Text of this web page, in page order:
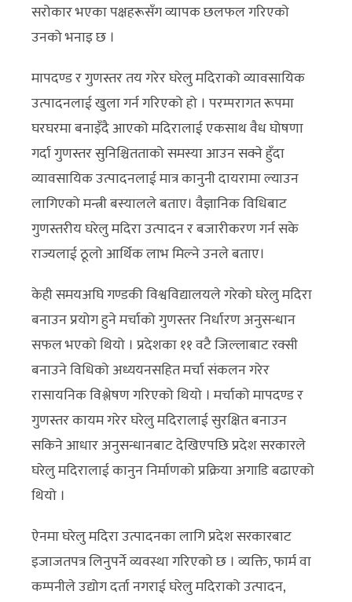
सरोकार भएका पक्षहरूसँग व्यापक छलफल गरिएको
उनको भनाइ छ ।
मापदण्ड र गुणस्तर तय गरेर घरेलु मदिराको व्यावसायिक
उत्पादनलाई खुला गर्न गरिएको हो । परम्परागत रूपमा
घरघरमा बनाइँदै आएको मदिरालाई एकसाथ वैध घोषणा
गर्दा गुणस्तर सुनिश्चितताको समस्या आउन सक्ने हुँदा
व्यावसायिक उत्पादनलाई मात्र कानुनी दायरामा ल्याउन
लागिएको मन्त्री बस्यालले बताए। वैज्ञानिक विधिबाट
गुणस्तरीय घरेलु मदिरा उत्पादन र बजारीकरण गर्न सके
राज्यलाई ठूलो आर्थिक लाभ मिल्ने उनले बताए।
केही समयअघि गण्डकी विश्वविद्यालयले गरेको घरेलु मदिरा
बनाउन प्रयोग हुने मर्चाको गुणस्तर निर्धारण अनुसन्धान
सफल भएको थियो । प्रदेशका ११ वटै जिल्लाबाट रक्सी
बनाउने विधिको अध्ययनसहित मर्चा संकलन गरेर
रासायनिक विश्लेषण गरिएको थियो । मर्चाको मापदण्ड र
गुणस्तर कायम गरेर घरेलु मदिरालाई सुरक्षित बनाउन
सकिने आधार अनुसन्धानबाट देखिएपछि प्रदेश सरकारले
घरेलु मदिरालाई कानुन निर्माणको प्रक्रिया अगाडि बढाएको
थियो ।
ऐनमा घरेलु मदिरा उत्पादनका लागि प्रदेश सरकारबाट
इजाजतपत्र लिनुपर्ने व्यवस्था गरिएको छ । व्यक्ति, फार्म वा
कम्पनीले उद्योग दर्ता नगराई घरेलु मदिराको उत्पादन,